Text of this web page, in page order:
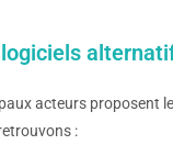
acteurs proposent
: